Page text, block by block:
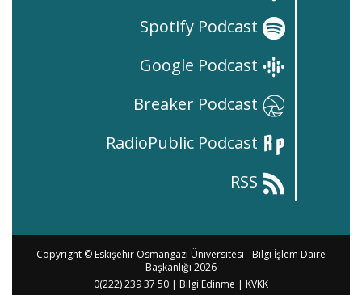
Spotify Podcast
Google Podcast
Breaker Podcast
RadioPublic Podcast
RSS
Copyright © Eskişehir Osmangazi Üniversitesi - Bilgi İşlem Daire
Başkanlığı 2026
0(222) 239 37 50 | Bilgi Edinme | KVKK